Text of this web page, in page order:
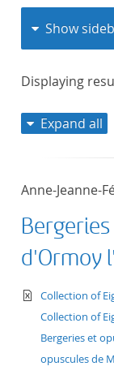
Show
Displaying
Expand all
Anne-Jeanne-
d'Ormoy
text/xml
Collection of
Collection of
Bergeries et
opuscules de